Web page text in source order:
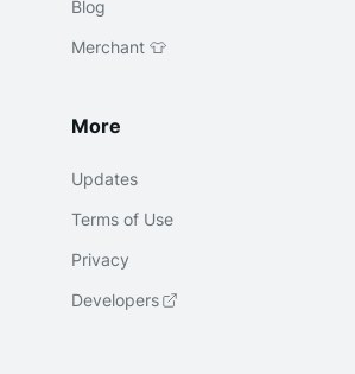
Blog
Merchant 👕
More
Updates
Terms of Use
Privacy
Developers